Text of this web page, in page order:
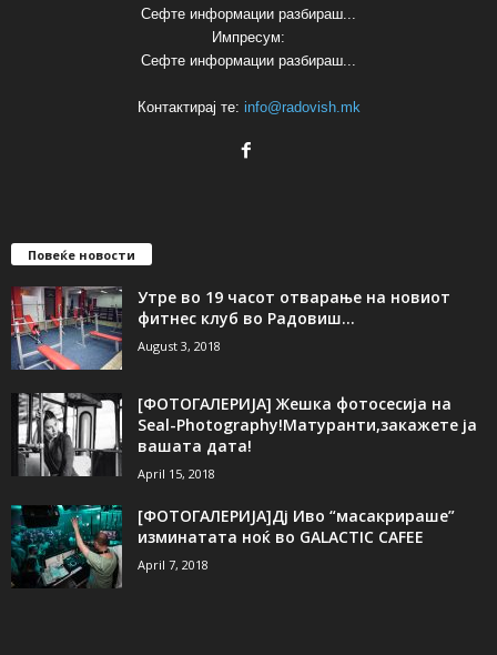
Сефте информации разбираш...
Импресум:
Сефте информации разбираш...
Контактирај те: info@radovish.mk
Повеќе новости
Утре во 19 часот отварање на новиот
фитнес клуб во Радовиш...
August 3, 2018
[ФОТОГАЛЕРИЈA] Жешка фотосесија на
Seal-Photography!Матуранти,закажете ја
вашата дата!
April 15, 2018
[ФОТОГАЛЕРИЈА]Дј Иво “масакрираше”
изминатата ноќ во GALACTIC CAFEE
April 7, 2018